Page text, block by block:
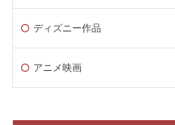
ディズニー作品
アニメ映画